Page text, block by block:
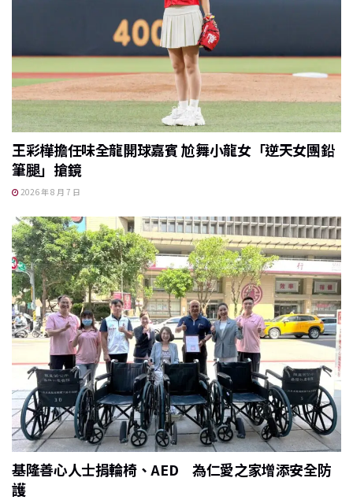
王彩樺擔任味全龍開球嘉賓 尬舞小龍女「逆天女團鉛
筆腿」搶鏡
2026 年 8 月 7 日
基隆善心人士捐輪椅、AED 為仁愛之家增添安全防
護